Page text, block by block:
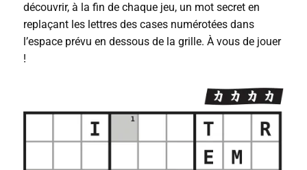
découvrir, à la fin de chaque jeu, un mot secret en
replaçant les lettres des cases numérotées dans
l’espace prévu en dessous de la grille. À vous de jouer
!